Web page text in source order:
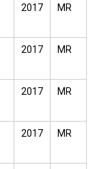
2017 MR
2017 MR
2017 MR
2017 MR